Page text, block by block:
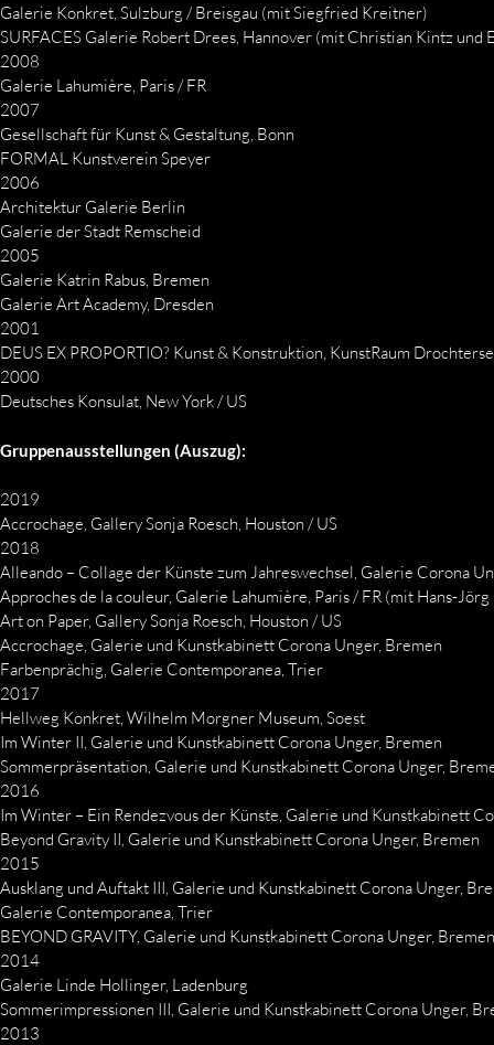
Galerie Konkret, Sulzburg / Breisgau (mit Siegfried Kreitner)
SURFACES Galerie Robert Drees, Hannover (mit Christian Kintz und
2008
Galerie Lahumière, Paris / FR
2007
Gesellschaft für Kunst & Gestaltung, Bonn
FORMAL Kunstverein Speyer
2006
Architektur Galerie Berlin
Galerie der Stadt Remscheid
2005
Galerie Katrin Rabus, Bremen
Galerie Art Academy, Dresden
2001
DEUS EX PROPORTIO? Kunst & Konstruktion, KunstRaum
2000
Deutsches Konsulat, New York / US
Gruppenausstellungen (Auszug):
2019
Accrochage, Gallery Sonja Roesch, Houston / US
2018
Alleando – Collage der Künste zum Jahreswechsel, Galerie Corona
Approches de la couleur, Galerie Lahumière, Paris / FR (mit Hans-
Art on Paper, Gallery Sonja Roesch, Houston / US
Accrochage, Galerie und Kunstkabinett Corona Unger, Bremen
Farbenprächig, Galerie Contemporanea, Trier
2017
Hellweg Konkret, Wilhelm Morgner Museum, Soest
Im Winter II, Galerie und Kunstkabinett Corona Unger, Bremen
Sommerpräsentation, Galerie und Kunstkabinett Corona Unger,
2016
Im Winter – Ein Rendezvous der Künste, Galerie und Kunstkabinett
Beyond Gravity II, Galerie und Kunstkabinett Corona Unger, Bremen
2015
Ausklang und Auftakt III, Galerie und Kunstkabinett Corona Unger,
Galerie Contemporanea, Trier
BEYOND GRAVITY, Galerie und Kunstkabinett Corona Unger, Bremen
2014
Galerie Linde Hollinger, Ladenburg
Sommerimpressionen III, Galerie und Kunstkabinett Corona Unger,
2013